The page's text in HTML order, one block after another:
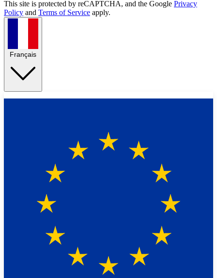
This site is protected by reCAPTCHA, and the Google Privacy
Policy and Terms of Service apply.
Français